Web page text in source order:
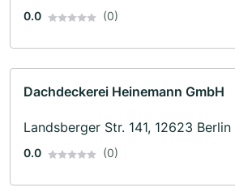
0.0 (0)
Dachdeckerei Heinemann GmbH
Landsberger Str. 141, 12623 Berlin
0.0 (0)